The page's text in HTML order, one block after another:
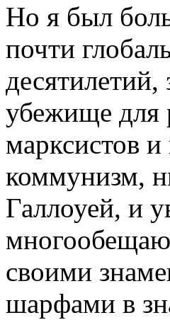
Но я был
почти
убежище для
марксистов
коммунизм,
Галлоуей, и
своими
шарфами в